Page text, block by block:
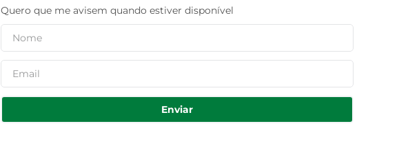
Quero que me avisem quando estiver disponível
Enviar